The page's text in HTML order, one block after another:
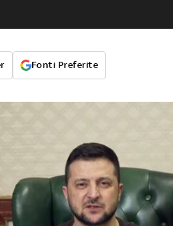
Fonti Preferite